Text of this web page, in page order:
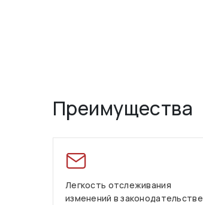
Преимущества
Легкость отслеживания
изменений в законодательстве